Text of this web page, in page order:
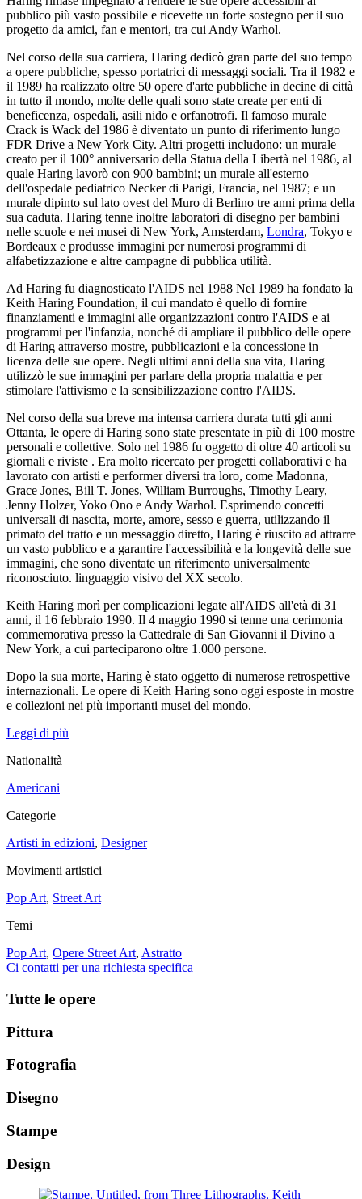
pubblico più vasto possibile e ricevette un forte sostegno per il suo
progetto da amici, fan e mentori, tra cui Andy Warhol.
Nel corso della sua carriera, Haring dedicò gran parte del suo tempo
a opere pubbliche, spesso portatrici di messaggi sociali. Tra il 1982 e
il 1989 ha realizzato oltre 50 opere d'arte pubbliche in decine di città
in tutto il mondo, molte delle quali sono state create per enti di
beneficenza, ospedali, asili nido e orfanotrofi. Il famoso murale
Crack is Wack del 1986 è diventato un punto di riferimento lungo
FDR Drive a New York City. Altri progetti includono: un murale
creato per il 100° anniversario della Statua della Libertà nel 1986, al
quale Haring lavorò con 900 bambini; un murale all'esterno
dell'ospedale pediatrico Necker di Parigi, Francia, nel 1987; e un
murale dipinto sul lato ovest del Muro di Berlino tre anni prima della
sua caduta. Haring tenne inoltre laboratori di disegno per bambini
nelle scuole e nei musei di New York, Amsterdam, Londra, Tokyo e
Bordeaux e produsse immagini per numerosi programmi di
alfabetizzazione e altre campagne di pubblica utilità.
Ad Haring fu diagnosticato l'AIDS nel 1988 Nel 1989 ha fondato la
Keith Haring Foundation, il cui mandato è quello di fornire
finanziamenti e immagini alle organizzazioni contro l'AIDS e ai
programmi per l'infanzia, nonché di ampliare il pubblico delle opere
di Haring attraverso mostre, pubblicazioni e la concessione in
licenza delle sue opere. Negli ultimi anni della sua vita, Haring
utilizzò le sue immagini per parlare della propria malattia e per
stimolare l'attivismo e la sensibilizzazione contro l'AIDS.
Nel corso della sua breve ma intensa carriera durata tutti gli anni
Ottanta, le opere di Haring sono state presentate in più di 100 mostre
personali e collettive. Solo nel 1986 fu oggetto di oltre 40 articoli su
giornali e riviste . Era molto ricercato per progetti collaborativi e ha
lavorato con artisti e performer diversi tra loro, come Madonna,
Grace Jones, Bill T. Jones, William Burroughs, Timothy Leary,
Jenny Holzer, Yoko Ono e Andy Warhol. Esprimendo concetti
universali di nascita, morte, amore, sesso e guerra, utilizzando il
primato del tratto e un messaggio diretto, Haring è riuscito ad attrarre
un vasto pubblico e a garantire l'accessibilità e la longevità delle sue
immagini, che sono diventate un riferimento universalmente
riconosciuto. linguaggio visivo del XX secolo.
Keith Haring morì per complicazioni legate all'AIDS all'età di 31
anni, il 16 febbraio 1990. Il 4 maggio 1990 si tenne una cerimonia
commemorativa presso la Cattedrale di San Giovanni il Divino a
New York, a cui parteciparono oltre 1.000 persone.
Dopo la sua morte, Haring è stato oggetto di numerose retrospettive
internazionali. Le opere di Keith Haring sono oggi esposte in mostre
e collezioni nei più importanti musei del mondo.
Leggi di più
Nationalità
Americani
Categorie
Artisti in edizioni, Designer
Movimenti artistici
Pop Art, Street Art
Temi
Pop Art, Opere Street Art, Astratto
Ci contatti per una richiesta specifica
Tutte le opere
Pittura
Fotografia
Disegno
Stampe
Design